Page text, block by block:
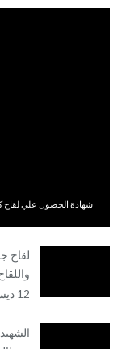
شهادة الحصول علي لقاح
لقاح
12 ديسمبر, 2020